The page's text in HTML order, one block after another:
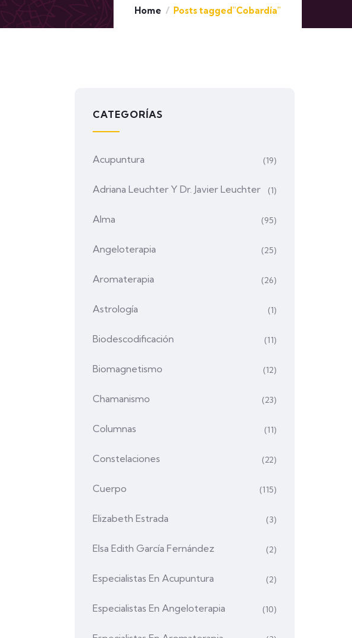
Home Posts tagged"Cobardía"
CATEGORÍAS
Acupuntura (19)
Adriana Leuchter Y Dr. Javier Leuchter (1)
Alma (95)
Angeloterapia (25)
Aromaterapia (26)
Astrología (1)
Biodescodificación (11)
Biomagnetismo (12)
Chamanismo (23)
Columnas (11)
Constelaciones (22)
Cuerpo (115)
Elizabeth Estrada (3)
Elsa Edith García Fernández (2)
Especialistas En Acupuntura (2)
Especialistas En Angeloterapia (10)